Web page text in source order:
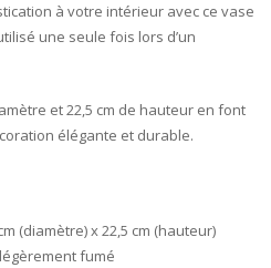
à votre intérieur avec ce vase
une seule fois lors d’un
et 22,5 cm de hauteur en font
élégante et durable.
(diamètre) x 22,5 cm (hauteur)
fumé